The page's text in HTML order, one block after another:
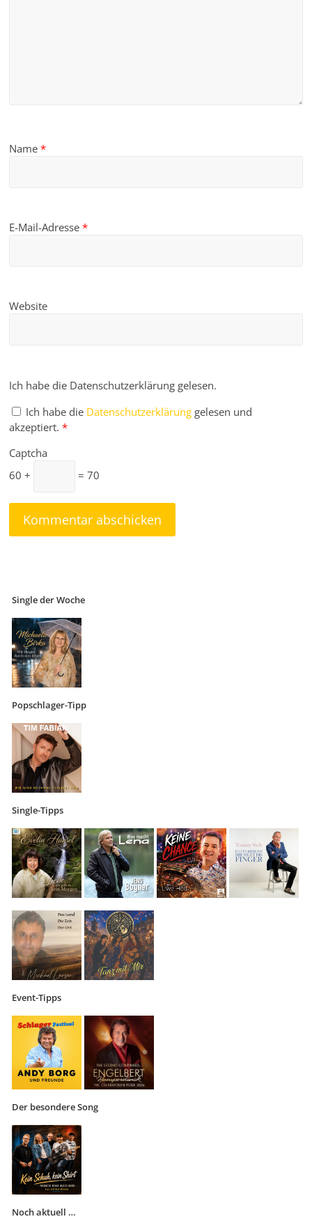
Name*
E-Mail-Adresse*
Website
Ich habe die Datenschutzerklärung gelesen.
Ich habe die Datenschutzerklärung gelesen und
akzeptiert. *
Captcha
60 +
= 70
Single der Woche
Popschlager-Tipp
Single-Tipps
Event-Tipps
Der besondere Song
Noch aktuell …